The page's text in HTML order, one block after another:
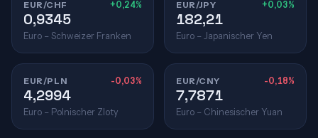
EUR/CHF +0,24%
0,9345
Euro – Schweizer Franken
EUR/JPY +0,03%
182,21
Euro – Japanischer Yen
EUR/PLN -0,03%
4,2994
Euro – Polnischer Zloty
EUR/CNY -0,18%
7,7871
Euro – Chinesischer Yuan